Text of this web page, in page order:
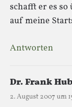
schafft er es
auf meine
Antworten
Dr. Frank
2. August 2007 um